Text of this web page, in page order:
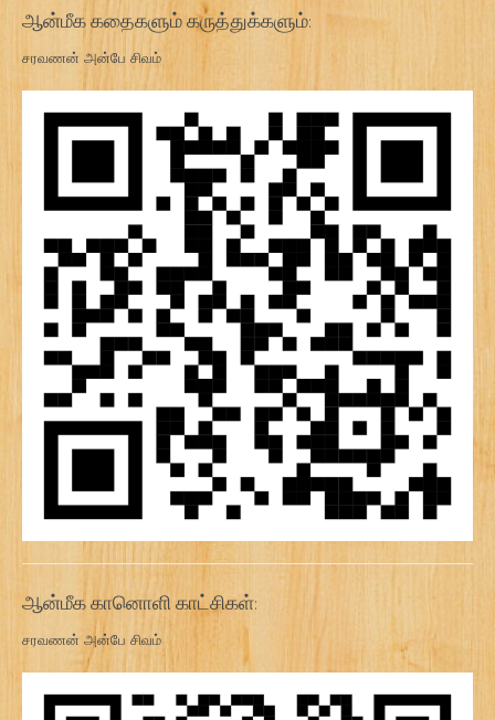
ஆன்மீக கதைகளும் கருத்துக்களும்:
சரவணன் அன்பே சிவம்
ஆன்மீக கானொளி காட்சிகள்:
சரவணன் அன்பே சிவம்